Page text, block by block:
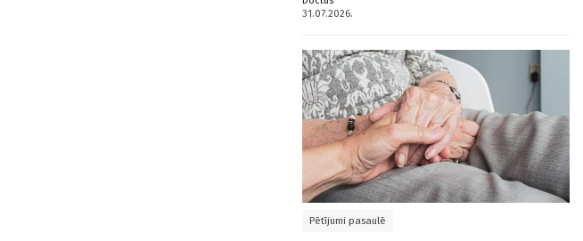
31.07.2026.
Pētījumi pasaulē